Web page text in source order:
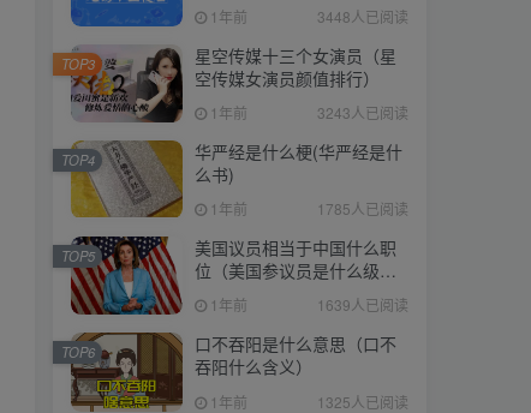
1年前 3448人已阅读
星空传媒十三个女演员（星
空传媒女演员颜值排行）
1年前 3243人已阅读
TOP3
华严经是什么梗(华严经是什
么书)
1年前 1785人已阅读
TOP4
美国议员相当于中国什么职
位（美国参议员是什么级
别）1年前 1639人已阅读
TOP5
口不吞阳是什么意思（口不
吞阳什么含义）
1年前 1325人已阅读
TOP6
1年前 3448人已阅读
星空传媒十三个女演员（星
空传媒女演员颜值排行）
1年前 3243人已阅读
TOP3
华严经是什么梗(华严经是什
么书)
1年前 1785人已阅读
TOP4
美国议员相当于中国什么职
位（美国参议员是什么级
1年前 1639人已阅读
TOP5
口不吞阳是什么意思（口不
吞阳什么含义）
1年前 1325人已阅读
TOP6